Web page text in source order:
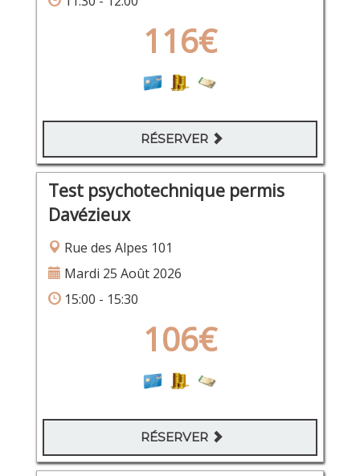
116€
RÉSERVER
Test psychotechnique permis
Davézieux
Rue des Alpes 101
Mardi 25 Août 2026
15:00 - 15:30
106€
RÉSERVER